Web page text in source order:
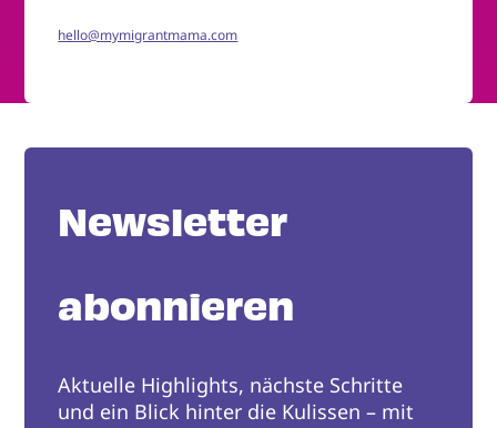
hello@mymigrantmama.com
Newsletter
abonnieren
Aktuelle Highlights, nächste Schritte
und ein Blick hinter die Kulissen – mit